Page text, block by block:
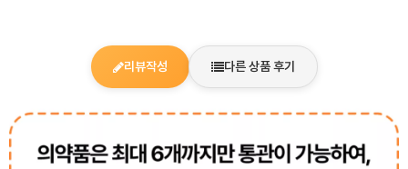
리뷰작성 다른 상품 후기